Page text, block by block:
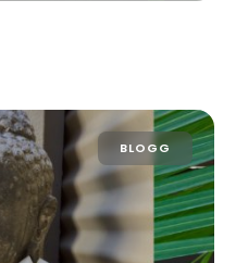
BLOGG